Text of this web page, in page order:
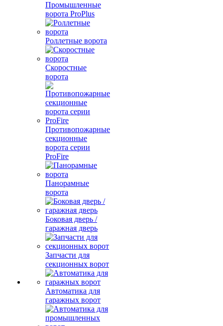
Промышленные
ворота ProPlus
Роллетные ворота
Скоростные
ворота
Противопожарные
секционные
ворота серии
ProFire
Панорамные
ворота
Боковая дверь /
гаражная дверь
Запчасти для
секционных ворот
Автоматика для
гаражных ворот